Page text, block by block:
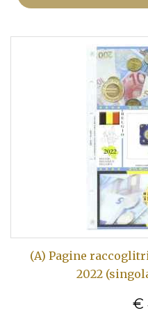
(A) Pagine
2022
€